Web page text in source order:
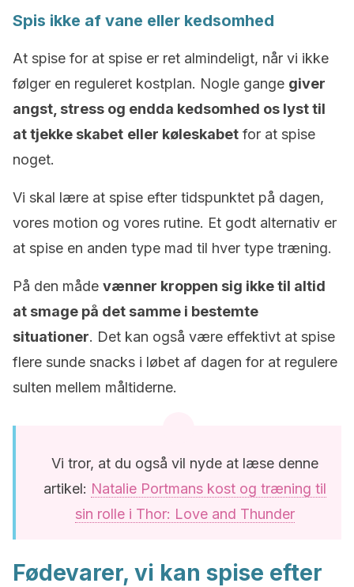
Spis ikke af vane eller kedsomhed
At spise for at spise er ret almindeligt, når vi ikke
følger en reguleret kostplan. Nogle gange giver
angst, stress og endda kedsomhed os lyst til
at tjekke skabet eller køleskabet for at spise
noget.
Vi skal lære at spise efter tidspunktet på dagen,
vores motion og vores rutine. Et godt alternativ er
at spise en anden type mad til hver type træning.
På den måde vænner kroppen sig ikke til altid
at smage på det samme i bestemte
situationer. Det kan også være effektivt at spise
flere sunde snacks i løbet af dagen for at regulere
sulten mellem måltiderne.
Vi tror, at du også vil nyde at læse denne
artikel: Natalie Portmans kost og træning til
sin rolle i Thor: Love and Thunder
Fødevarer, vi kan spise efter